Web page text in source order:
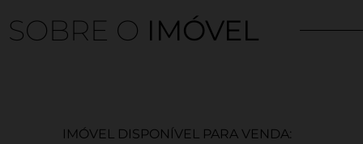
SOBRE O IMÓVEL
IMÓVEL DISPONÍVEL PARA VENDA: